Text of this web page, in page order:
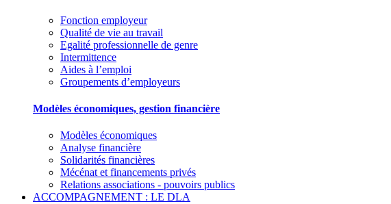
Fonction employeur
Qualité de vie au travail
Egalité professionnelle de genre
Intermittence
Aides à l’emploi
Groupements d’employeurs
Modèles économiques, gestion financière
Modèles économiques
Analyse financière
Solidarités financières
Mécénat et financements privés
Relations associations - pouvoirs publics
ACCOMPAGNEMENT : LE DLA